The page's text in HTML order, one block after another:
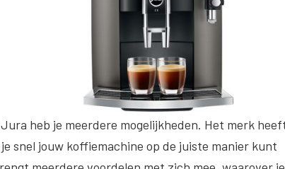
heb je meerdere mogelijkheden. Het merk
snel jouw koffiemachine op de juiste manier kunt